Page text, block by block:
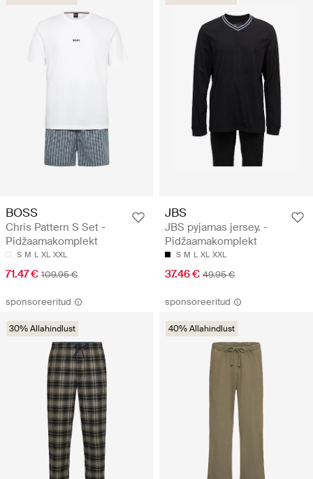
BOSS
Chris Pattern S Set -
Pidžaamakomplekt
S M L XL XXL
71.47 € 109.95 €
JBS
JBS pyjamas jersey. -
Pidžaamakomplekt
S M L XL XXL
37.46 € 49.95 €
sponsoreeritud
30% Allahindlust
sponsoreeritud
40% Allahindlust